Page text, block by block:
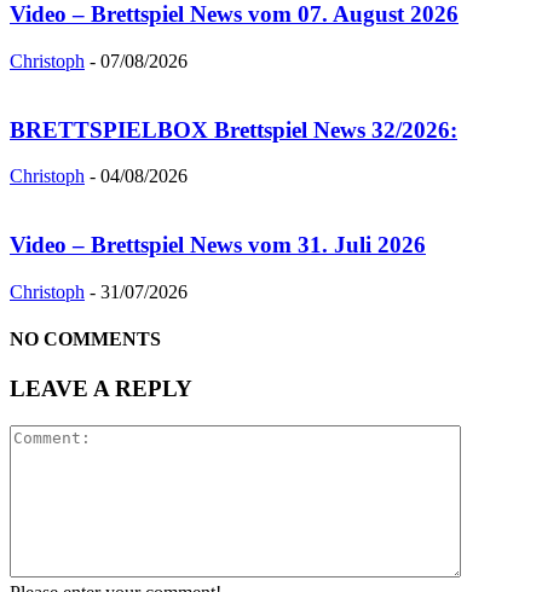
Video – Brettspiel News vom 07. August 2026
Christoph - 07/08/2026
BRETTSPIELBOX Brettspiel News 32/2026:
Christoph - 04/08/2026
Video – Brettspiel News vom 31. Juli 2026
Christoph - 31/07/2026
NO COMMENTS
LEAVE A REPLY